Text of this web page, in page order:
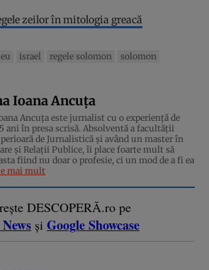
zeilor în mitologia greacă
israel regele solomon solomon
Ioana Ancuța
Ancuța este jurnalist cu o experiență de
ani în presa scrisă. Absolventă a facultății
de Jurnalistică și având un master în
și Relații Publice, îi place foarte mult să
fiind nu doar o profesie, ci un mod de a fi ea
mai mult
DESCOPERĂ.ro pe
și Google Showcase